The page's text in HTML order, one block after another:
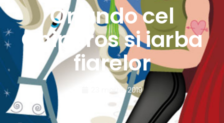
Orlando cel
Chiparos si iarba
fiarelor
23 martie 2019